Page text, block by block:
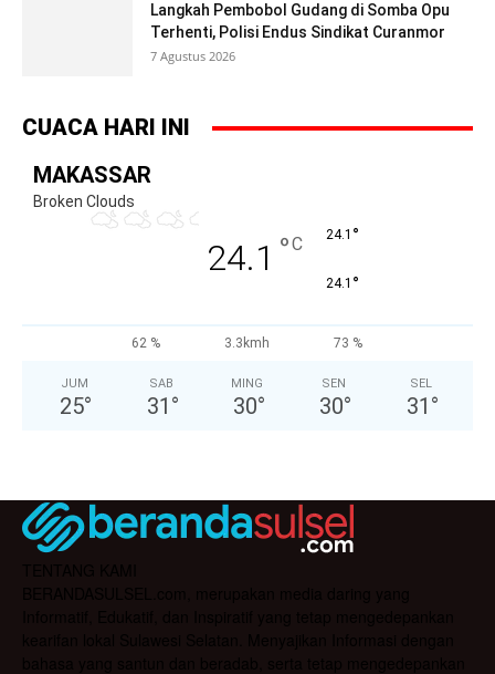
Langkah Pembobol Gudang di Somba Opu
Terhenti, Polisi Endus Sindikat Curanmor
7 Agustus 2026
CUACA HARI INI
MAKASSAR
Broken Clouds
24.1 °C 24.1 °
24.1 °
62 % 3.3kmh 73 %
JUM
25°
SAB
31 °
MING
30°
SEN
30°
SEL
31 °